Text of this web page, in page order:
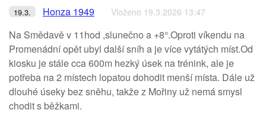
19.3. Honza 1949 Vloženo 19.3.2026 13:47
Na Smědavě v 11hod ,slunečno a +8°.Oproti víkendu na
Promenádní opět ubyl další sníh a je více vytátých míst.Od
kiosku je stále cca 600m hezký úsek na trénink, ale je
potřeba na 2 místech lopatou dohodit menší místa. Dále už
dlouhé úseky bez sněhu, takže z Mořiny už nemá smysl
chodit s běžkami.